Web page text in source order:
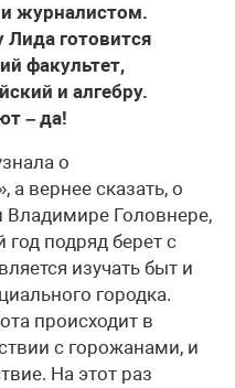
журналистом.
готовится
факультет,
и алгебру.
– да!
о
а вернее сказать, о
Владимире Головнере,
подряд берет с
изучать быт и
городка.
происходит в
с горожанами, и
На этот раз